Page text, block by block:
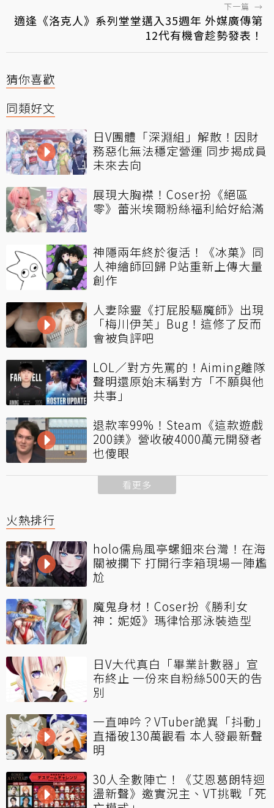
下一篇 →
適逢《洛克人》系列堂堂邁入35週年 外媒廣傳第
12代有機會趁勢發表！
猜你喜歡
同類好文
日V團體「深淵組」解散！因財
務惡化無法穩定營運 同步揭成員
未來去向
展現大胸襟！Coser扮《絕區
零》蕾米埃爾粉絲福利給好給滿
神隱兩年終於復活！《冰菓》同
人神繪師回歸 P站重新上傳大量
創作
人妻除靈《打屁股驅魔師》出現
「梅川伊芙」Bug！這修了反而
會被負評吧
LOL／對方先罵的！Aiming離隊
聲明還原始末稱對方「不願與他
共事」
退款率99%！Steam《這款遊戲
200鎂》營收破4000萬元開發者
也傻眼
看更多
火熱排行
holo儒烏風亭螺鈿來台灣！在海
關被攔下 打開行李箱現場一陣尷
尬
魔鬼身材！Coser扮《勝利女
神：妮姬》瑪律恰那泳裝造型
日V大代真白「畢業計數器」宣
布終止 一份來自粉絲500天的告
別
一直呻吟？VTuber詭異「抖動」
直播破130萬觀看 本人發最新聲
明
30人全數陣亡！《艾恩葛朗特迴
盪新聲》邀實況主、VT挑戰「死